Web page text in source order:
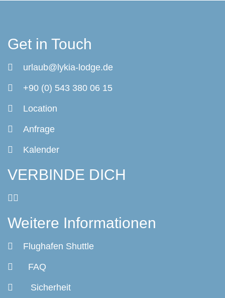
Get in Touch
urlaub@lykia-lodge.de
+90 (0) 543 380 06 15
Location
Anfrage
Kalender
VERBINDE DICH
Weitere Informationen
Flughafen Shuttle
FAQ
Sicherheit